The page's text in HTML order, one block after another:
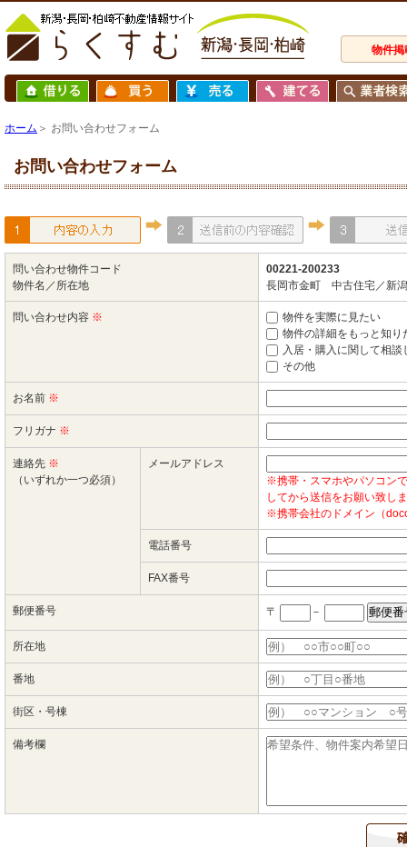
物件掲
ホーム ＞ お問い合わせフォーム
お問い合わせフォーム
問い合わせ物件コード
物件名／所在地
00221-200233
長岡市金町 中古住宅／新
問い合わせ内容 ※
物件を実際に見たい
物件の詳細をもっと知り
入居・購入に関して相談
その他
お名前 ※
フリガナ ※
連絡先 ※
（いずれか一つ必須）
メールアドレス
※携帯・スマホやパソコンで
してから送信をお願い致し
※携帯会社のドメイン（
電話番号
FAX番号
郵便番号 〒 －
所在地
番地
街区・号棟
備考欄